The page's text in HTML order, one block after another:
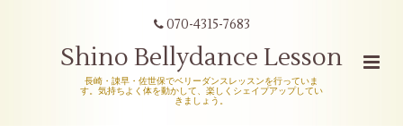
070-4315-7683
Shino Bellydance Lesson
長崎・諌早・佐世保でベリーダンスレッスンを行っていま
す。気持ちよく体を動かして、楽しくシェイプアップしてい
きましょう。